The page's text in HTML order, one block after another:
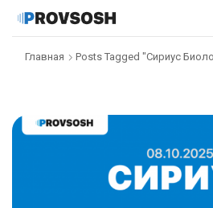
Главная Posts Tagged "Сириус